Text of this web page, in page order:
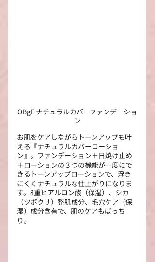
OBgE ナチュラルカバーファンデーショ
ン
お肌をケアしながらトーンアップも叶
える『ナチュラルカバーローショ
ン』。ファンデーション＋日焼け止め
＋ローションの３つの機能が一度にで
きるトーンアップローションで、浮き
にくくナチュラルな仕上がりになりま
す。8重ヒアルロン酸（保湿）、シカ
（ツボクサ）整肌成分、毛穴ケア（保
湿）成分含有で、肌のケアもばっち
り。